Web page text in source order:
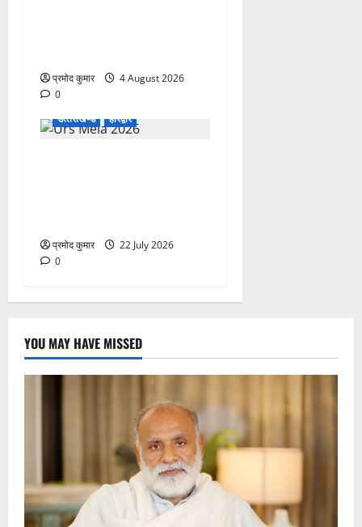
प्रमोद कुमार
4 August 2026
0
उत्‍तराखण्‍ड
हरिद्वार
प्रमोद कुमार
22 July 2026
0
YOU MAY HAVE MISSED